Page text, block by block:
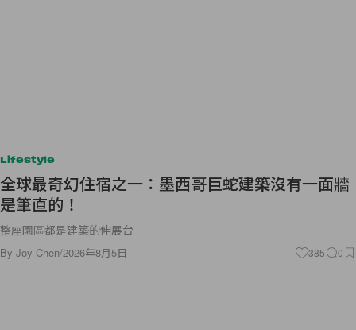
Lifestyle
全球最奇幻住宿之一：墨西哥巨蛇建築沒有一面牆
是筆直的！
整座園區都是建築的伸展台
By Joy Chen/2026年8月5日 385 0